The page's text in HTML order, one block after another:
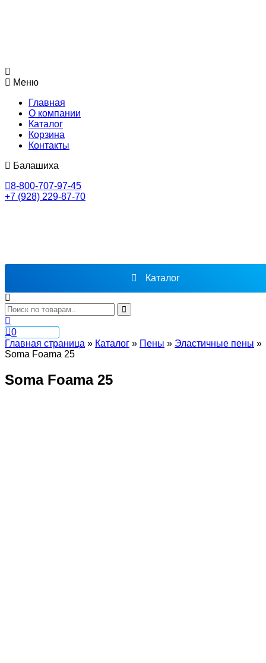
Меню
Главная
О компании
Каталог
Корзина
Контакты
Балашиха
8-800-707-97-45
+7 (928) 229-87-70
Каталог
0
Главная страница » Каталог » Пены » Эластичные пены »
Soma Foama 25
Soma Foama 25